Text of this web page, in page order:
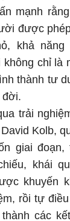
mạnh
được
khả năng
chỉ là
thành tư
trải
Kolb,
giai đoạn,
khái
khuyến
rồi tự
các